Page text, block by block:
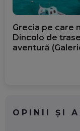
Grecia pe care
Dincolo de
aventură
OPINII ȘI